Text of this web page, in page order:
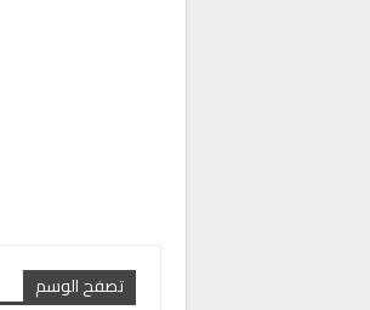
تصفح الوسم